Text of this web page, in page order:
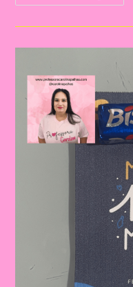
O
Pais
Dos
Pais:
A
Da